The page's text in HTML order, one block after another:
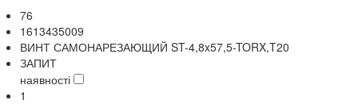
76
1613435009
ВИНТ САМОНАРЕЗАЮЩИЙ ST-4,8x57,5-TORX,T20
ЗАПИТ
наявності
1